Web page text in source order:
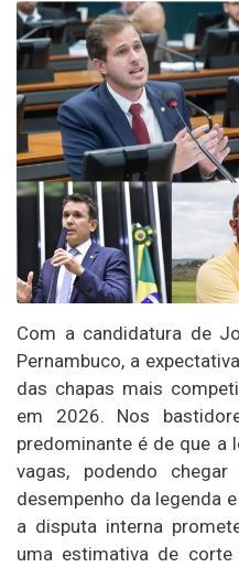
Com a candidatura de
Pernambuco, a
das chapas mais
em 2026. Nos
predominante é de que a
vagas, podendo
desempenho da legenda
a disputa interna
uma estimativa de